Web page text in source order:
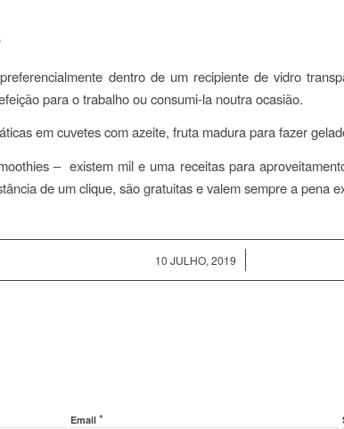
dentro de um recipiente de vidro
para o trabalho ou consumi-la noutra ocasião.
em cuvetes com azeite, fruta madura para fazer
– existem mil e uma receitas para
de um clique, são gratuitas e valem sempre a pena
10 JULHO, 2019
/
Email*